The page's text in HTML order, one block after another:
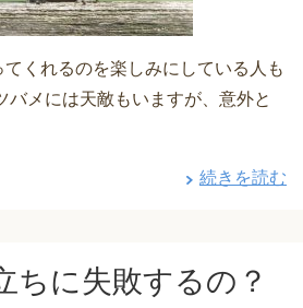
くれるのを楽しみにしている人も
バメには天敵もいますが、意外と
続きを読む
ちに失敗するの？